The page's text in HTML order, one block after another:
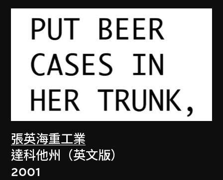
張英海重工業
達科他州（英文版）
2001